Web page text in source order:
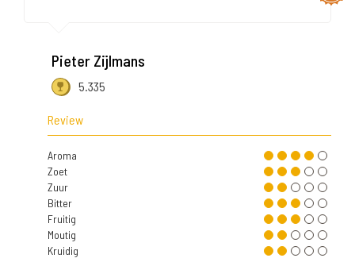
Pieter Zijlmans
5.335
Review
Aroma
Zoet
Zuur
Bitter
Fruitig
Moutig
Kruidig